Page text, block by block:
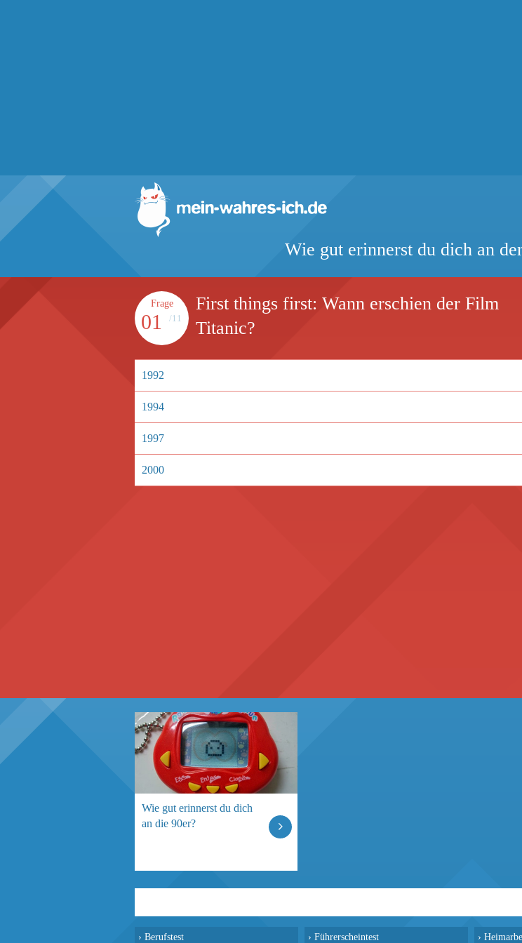
Wie gut erinnerst du dich an
Frage
01 /11
First things first: Wann erschien der Film
Titanic?
1992
1994
1997
2000
Wie gut erinnerst du dich
an die 90er?
› Berufstest › Führerscheintest ›